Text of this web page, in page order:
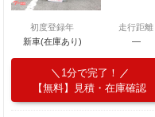
初度登録年
新車(在庫あり)
走行距離
―
1分で完了！
【無料】見積・在庫確認